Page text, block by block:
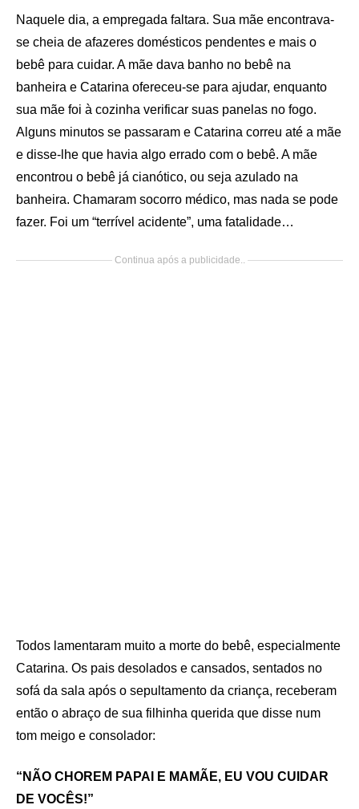
Naquele dia, a empregada faltara. Sua mãe encontrava-
se cheia de afazeres domésticos pendentes e mais o
bebê para cuidar. A mãe dava banho no bebê na
banheira e Catarina ofereceu-se para ajudar, enquanto
sua mãe foi à cozinha verificar suas panelas no fogo.
Alguns minutos se passaram e Catarina correu até a mãe
e disse-lhe que havia algo errado com o bebê. A mãe
encontrou o bebê já cianótico, ou seja azulado na
banheira. Chamaram socorro médico, mas nada se pode
fazer. Foi um “terrível acidente”, uma fatalidade…
Continua após a publicidade..
Todos lamentaram muito a morte do bebê, especialmente
Catarina. Os pais desolados e cansados, sentados no
sofá da sala após o sepultamento da criança, receberam
então o abraço de sua filhinha querida que disse num
tom meigo e consolador:
“NÃO CHOREM PAPAI E MAMÃE, EU VOU CUIDAR
DE VOCÊS!”